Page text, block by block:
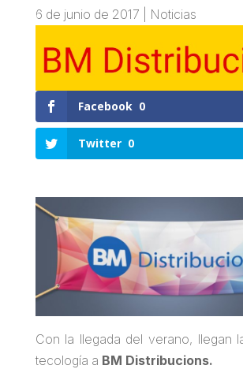
6 de junio de 2017 Noticias
Facebook 0
Twitter 0
Con la llegada del verano, llegan
tecología a BM Distribucions.